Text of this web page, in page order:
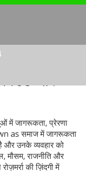
और
में जागरूकता, प्रेरणा
asसमाज में जागरूकता
और उनके व्यवहार को
मौसम, राजनीति और
की ज़िंदगी में